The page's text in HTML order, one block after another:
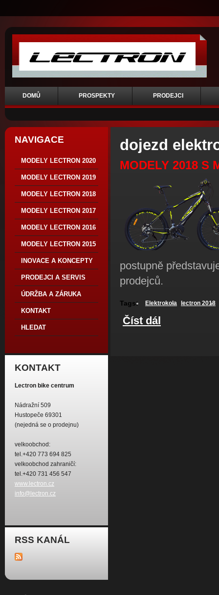
DOMŮ PROSPEKTY PRODEJCI
NAVIGACE
MODELY LECTRON 2020
MODELY LECTRON 2019
MODELY LECTRON 2018
MODELY LECTRON 2017
MODELY LECTRON 2016
MODELY LECTRON 2015
INOVACE A KONCEPTY
PRODEJCI A SERVIS
ÚDRŽBA A ZÁRUKA
KONTAKT
HLEDAT
KONTAKT
Lectron bike centrum
Nádražní 509
Hustopeče 69301
(nejedná se o prodejnu)
velkoobchod:
tel.+420 773 694 825
velkoobchod zahraničí:
tel.+420 731 456 547
www.lectron.cz
info@lectron.cz
RSS KANÁL
dojezd
MODELY 2018 S
postupně
prodejců.
Tags: Elektrokola lectron 2018
Číst dál